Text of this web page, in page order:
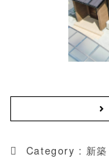
Category : 新築